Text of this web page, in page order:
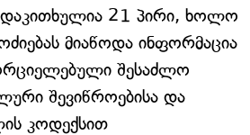
21 პირი, ხოლო
მიაწოდა ინფორმაცია
შესაძლო
შევიწროებისა და
კოდექსით